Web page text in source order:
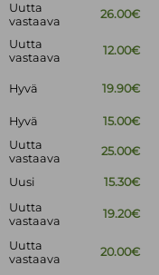
Uutta
vastaava
26.00€
Uutta
vastaava
12.00€
Hyvä 19.90€
Hyvä 15.00€
Uutta
vastaava
25.00€
Uusi
15.30€
Uutta
vastaava
19.20€
Uutta
vastaava
20.00€